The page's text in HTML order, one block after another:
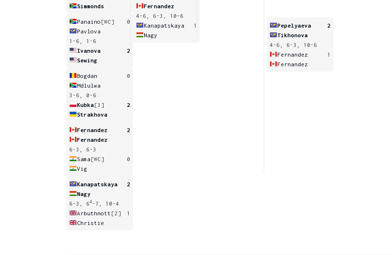
Simmonds
Panaino [WC]
0
Pavlova
1-6, 1-6
Ivanova
2
Sewing
Bogdan
0
Mdlulwa
3-6, 0-6
Kubka[3]
2
Strakhova
Fernandez
2
Fernandez
6-3, 6-3
Sama [WC]
0
Vig
Kanapatskaya
2
Nagy
6-3, 64-7, 10-4
Arbuthnott [2]
1
Christie
Fernandez
4-6, 6-3, 10-6
Kanapatskaya
1
Nagy
Pepelyaeva
2
Tikhonova
4-6, 6-3, 10-6
Fernandez
1
Fernandez